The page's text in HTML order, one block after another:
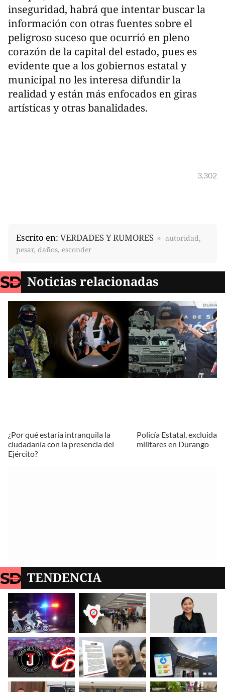
inseguridad, habrá que intentar buscar la
información con otras fuentes sobre el
peligroso suceso que ocurrió en pleno
corazón de la capital del estado, pues es
evidente que a los gobiernos estatal y
municipal no les interesa difundir la
realidad y están más enfocados en giras
artísticas y otras banalidades.
3,302
Escrito en: VERDADES Y RUMORES
autoridad,
pesar, daños, esconder
Noticias relacionadas
¿Por qué estaría intranquila la
ciudadanía con la presencia del
Ejército?
Policía Estatal, excluida
militares en Durango
TENDENCIA